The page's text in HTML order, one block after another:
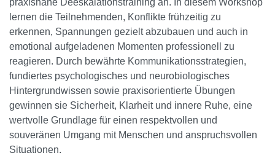
praxisnahe Deeskalationstraining an. In diesem Workshop
lernen die Teilnehmenden, Konflikte frühzeitig zu
erkennen, Spannungen gezielt abzubauen und auch in
emotional aufgeladenen Momenten professionell zu
reagieren. Durch bewährte Kommunikationsstrategien,
fundiertes psychologisches und neurobiologisches
Hintergrundwissen sowie praxisorientierte Übungen
gewinnen sie Sicherheit, Klarheit und innere Ruhe, eine
wertvolle Grundlage für einen respektvollen und
souveränen Umgang mit Menschen und anspruchsvollen
Situationen.